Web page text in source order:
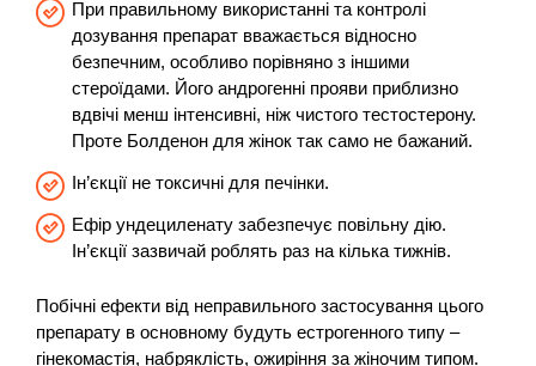
При правильному використанні та контролі
дозування препарат вважається відносно
безпечним, особливо порівняно з іншими
стероїдами. Його андрогенні прояви приблизно
вдвічі менш інтенсивні, ніж чистого тестостерону.
Проте Болденон для жінок так само не бажаний.
Ін’єкції не токсичні для печінки.
Ефір ундециленату забезпечує повільну дію.
Ін’єкції зазвичай роблять раз на кілька тижнів.
Побічні ефекти від неправильного застосування цього
препарату в основному будуть естрогенного типу –
гінекомастія, набряклість, ожиріння за жіночим типом.